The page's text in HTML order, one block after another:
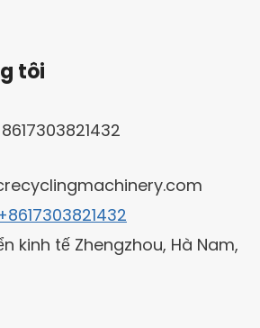
tôi
kinh tế Zhengzhou, Hà Nam,